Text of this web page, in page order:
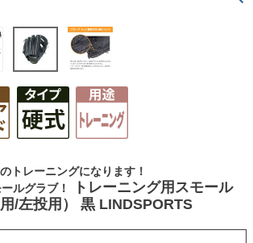
トレーニングになります！
ルグラブ！
トレーニング用スモール
/左投用） 黒 LINDSPORTS